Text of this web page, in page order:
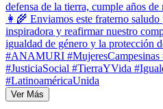
Ver Más